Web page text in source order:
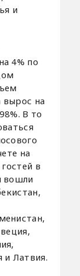
и
4% по
вырос на
В то
на
в
вошли
и Латвия.